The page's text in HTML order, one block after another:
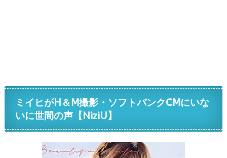
ミイヒがH＆Ⅿ撮影・ソフトバンクⅭⅯにいな
いに世間の声【NiziU】